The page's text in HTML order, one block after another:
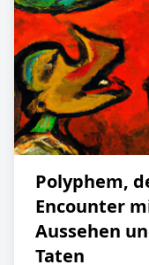
Polyphem,
Encounter
Aussehen
Taten